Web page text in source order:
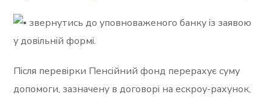
звернутись до уповноваженого банку із заявою
у довільній формі.
Після перевірки Пенсійний фонд перерахує суму
допомоги, зазначену в договорі на ескроу-рахунок,